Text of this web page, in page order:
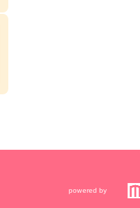
powered by